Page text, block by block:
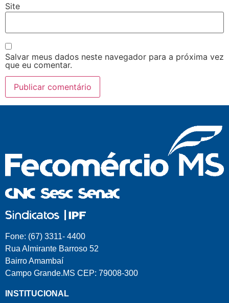
Site
Salvar meus dados neste navegador para a próxima vez
que eu comentar.
Fone: (67) 3311- 4400
Rua Almirante Barroso 52
Bairro Amambaí
Campo Grande.MS CEP: 79008-300
INSTITUCIONAL